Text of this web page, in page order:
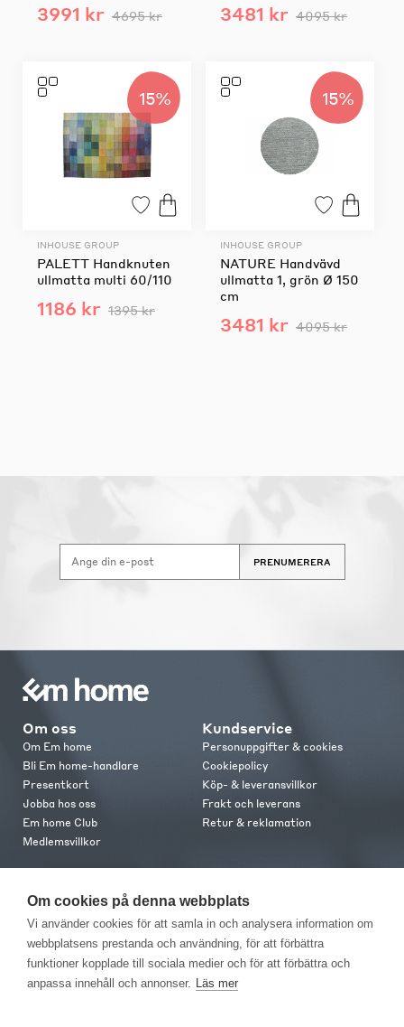
3991 kr 4695 kr 3481 kr 4095 kr
15%
INHOUSE GROUP
PALETT Handknuten
ullmatta multi 60/110
1186 kr 1395 kr
15%
INHOUSE GROUP
NATURE Handvävd
ullmatta 1, grön Ø 150
cm
3481 kr 4095 kr
PRENUMERERA
Om oss
Om Em home
Bli Em home-handlare
Presentkort
Jobba hos oss
Em home Club
Medlemsvillkor
Kundservice
Personuppgifter & cookies
Cookiepolicy
Köp- & leveransvillkor
Frakt och leverans
Retur & reklamation
Kontakta oss
Butiker
Press
Om cookies på denna webbplats
Vi använder cookies för att samla in och analysera information om
webbplatsens prestanda och användning, för att förbättra
funktioner kopplade till sociala medier och för att förbättra och
anpassa innehåll och annonser. Läs mer